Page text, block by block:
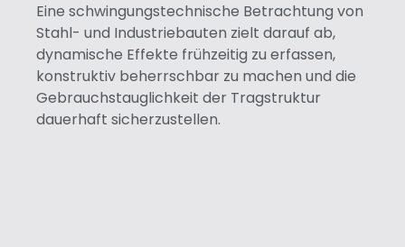
Eine schwingungstechnische Betrachtung von
Stahl- und Industriebauten zielt darauf ab,
dynamische Effekte frühzeitig zu erfassen,
konstruktiv beherrschbar zu machen und die
Gebrauchstauglichkeit der Tragstruktur
dauerhaft sicherzustellen.